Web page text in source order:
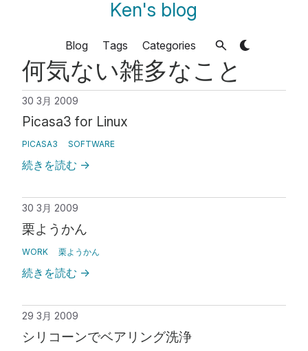
Ken's blog
Blog Tags Categories
何気ない雑多なこと
30 3月 2009
Picasa3 for Linux
PICASA3 SOFTWARE
続きを読む →
30 3月 2009
栗ようかん
WORK 栗ようかん
続きを読む →
29 3月 2009
シリコーンでベアリング洗浄